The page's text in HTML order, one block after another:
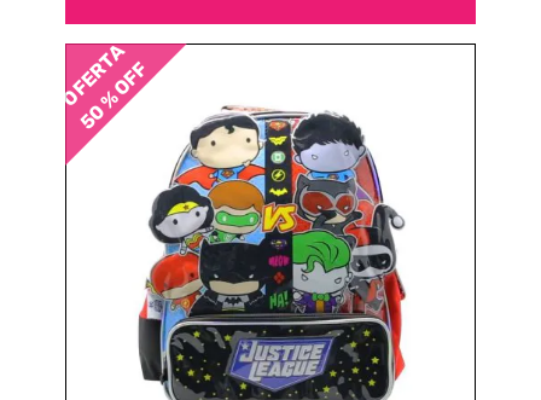
OFERTA
50 % OFF